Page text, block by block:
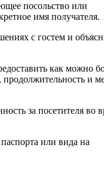
посольство или
имя получателя.
с гостем и
как можно
и
за посетителя во
или вида на